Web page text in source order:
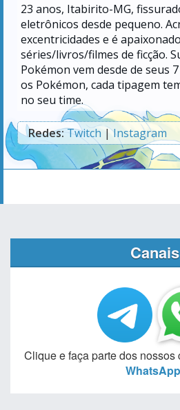
23 anos, Itabirito-MG,
eletrônicos desde pequeno.
excentricidades e é
séries/livros/filmes de ficção.
Pokémon vem desde de seus
os Pokémon, cada tipagem
no seu time.
Redes:Twitch |Instagram
Canais
Clique e faça parte dos nossos
WhatsApp